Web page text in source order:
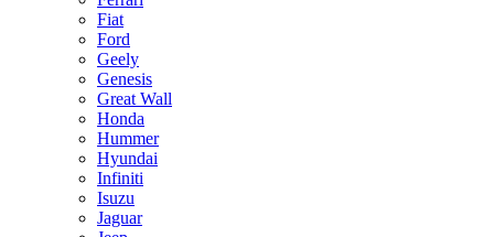
Fiat
Ford
Geely
Genesis
Great Wall
Honda
Hummer
Hyundai
Infiniti
Isuzu
Jaguar